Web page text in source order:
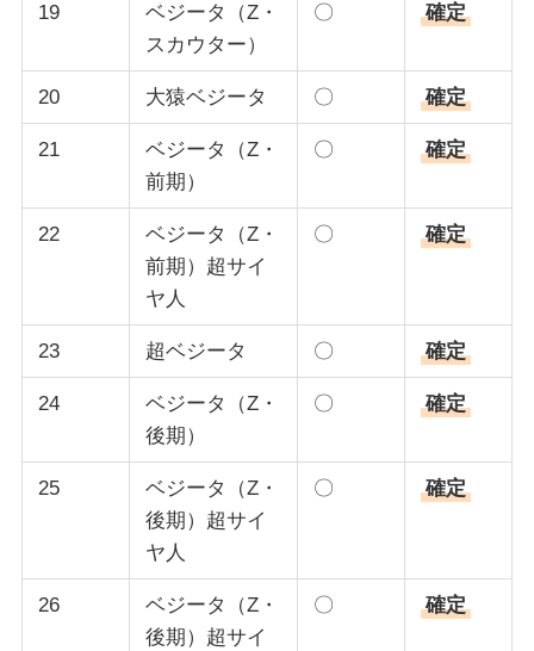
19
ベジータ（Z・
スカウター）
〇 確定
20 大猿ベジータ 〇 確定
21
ベジータ（Z・
前期）
〇 確定
22
ベジータ（Z・
前期）超サイ
ヤ人
〇 確定
23 超ベジータ 〇 確定
24
ベジータ（Z・
後期）
〇 確定
25
ベジータ（Z・
後期）超サイ
ヤ人
〇 確定
26
ベジータ（Z・
後期）超サイ
〇 確定